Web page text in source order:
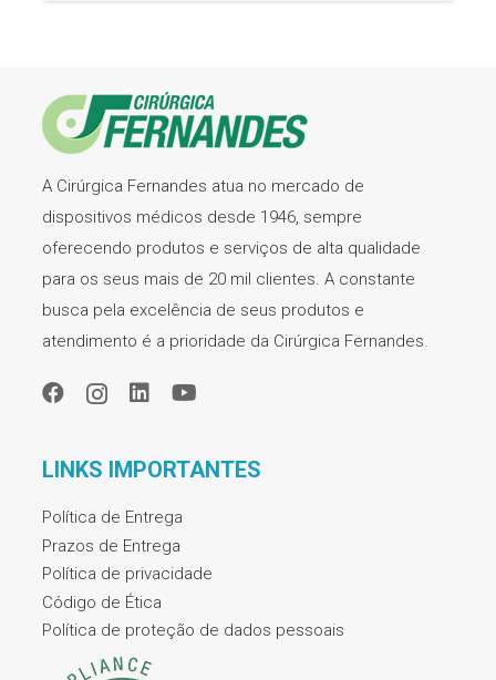
A Cirúrgica Fernandes atua no mercado de
dispositivos médicos desde 1946, sempre
oferecendo produtos e serviços de alta qualidade
para os seus mais de 20 mil clientes. A constante
busca pela excelência de seus produtos e
atendimento é a prioridade da Cirúrgica Fernandes.
LINKS IMPORTANTES
Política de Entrega
Prazos de Entrega
Política de privacidade
Código de Ética
Política de proteção de dados pessoais